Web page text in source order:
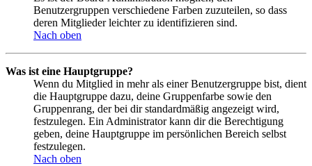
Benutzergruppen verschiedene Farben zuzuteilen, so dass
deren Mitglieder leichter zu identifizieren sind.
Nach oben
Was ist eine Hauptgruppe?
Wenn du Mitglied in mehr als einer Benutzergruppe bist, dient
die Hauptgruppe dazu, deine Gruppenfarbe sowie den
Gruppenrang, der bei dir standardmäßig angezeigt wird,
festzulegen. Ein Administrator kann dir die Berechtigung
geben, deine Hauptgruppe im persönlichen Bereich selbst
festzulegen.
Nach oben